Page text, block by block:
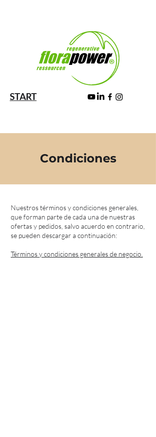
START
Condiciones
Nuestros términos y condiciones generales,
que forman parte de cada una de nuestras
ofertas y pedidos, salvo acuerdo en contrario,
se pueden descargar a continuación:
Términos y condiciones generales de negocio.